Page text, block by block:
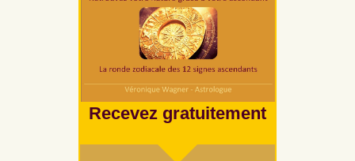
Recevez gratuitement